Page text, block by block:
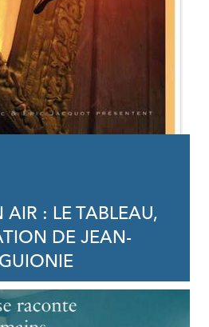
: LE TABLEAU,
DE JEAN-